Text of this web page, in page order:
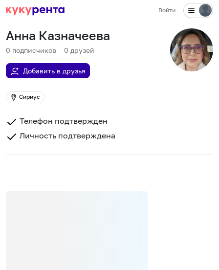
Войти
Анна Казначеева
0 подписчиков 0 друзей
Добавить в друзья
Сириус
Телефон подтвержден
Личность подтверждена